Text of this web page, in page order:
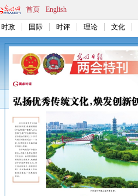
首页 English
时政 国际 时评 理论 文化